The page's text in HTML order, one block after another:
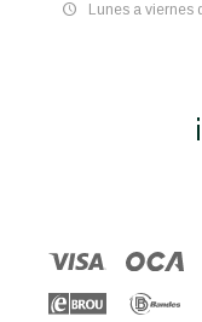
Lunes a viernes